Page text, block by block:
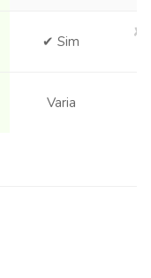
✔ Sim
✘
Varia